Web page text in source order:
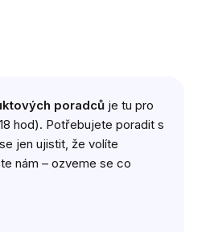
poradců je tu pro
hod). Potřebujete poradit s
jen ujistit, že volíte
nám – ozveme se co